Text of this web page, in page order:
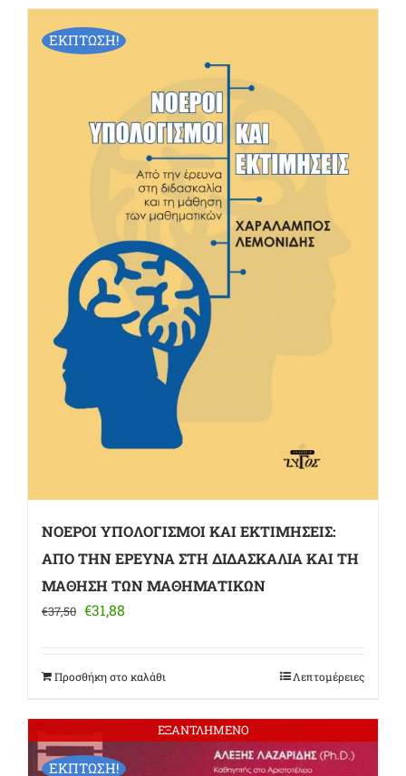
ΕΚΠΤΩΣΗ!
ΝΟΕΡΟΙ ΥΠΟΛΟΓΙΣΜΟΙ ΚΑΙ ΕΚΤΙΜΗΣΕΙΣ:
ΑΠΟ ΤΗΝ ΕΡΕΥΝΑ ΣΤΗ ΔΙΔΑΣΚΑΛΙΑ ΚΑΙ ΤΗ
ΜΑΘΗΣΗ ΤΩΝ ΜΑΘΗΜΑΤΙΚΩΝ
€37,50 Original
€37,50.
€31,88
είναι:
Προσθήκη στο καλάθι Λεπτομέρειες
ΕΞΑΝΤΛΗΜΕΝΟ
ΕΚΠΤΩΣΗ!